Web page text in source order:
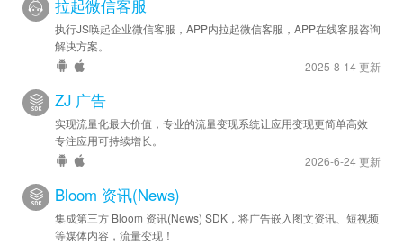
拉起微信客服
执行JS唤起企业微信客服，APP内拉起微信客服，APP在线客服咨询
解决方案。
2025-8-14 更新
ZJ 广告
实现流量化最大价值，专业的流量变现系统让应用变现更简单高效
专注应用可持续增长。
2026-6-24 更新
Bloom 资讯(News)
集成第三方 Bloom 资讯(News) SDK，将广告嵌入图文资讯、短视频
等媒体内容，流量变现！